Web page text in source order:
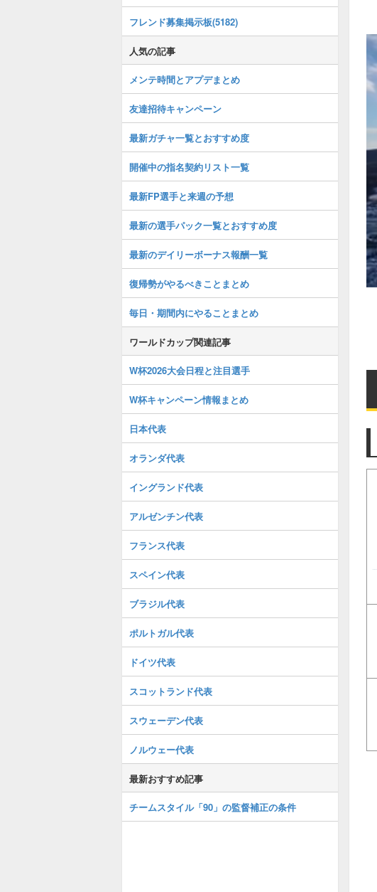
フレンド募集掲示板(5182)
人気の記事
メンテ時間とアプデまとめ
友達招待キャンペーン
最新ガチャ一覧とおすすめ度
開催中の指名契約リスト一覧
最新FP選手と来週の予想
最新の選手パック一覧とおすすめ度
最新のデイリーボーナス報酬一覧
復帰勢がやるべきことまとめ
毎日・期間内にやることまとめ
ワールドカップ関連記事
W杯2026大会日程と注目選手
W杯キャンペーン情報まとめ
日本代表
オランダ代表
イングランド代表
アルゼンチン代表
フランス代表
スペイン代表
ブラジル代表
ポルトガル代表
ドイツ代表
スコットランド代表
スウェーデン代表
ノルウェー代表
最新おすすめ記事
チームスタイル「90」の監督補正の条件